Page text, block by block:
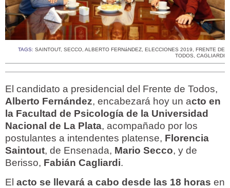
TAGS: SAINTOUT, SECCO, ALBERTO FERNáNDEZ, ELECCIONES 2019, FRENTE DE
TODOS, CAGLIARDI
El candidato a presidencial del Frente de Todos,
Alberto Fernández, encabezará hoy un acto en
la Facultad de Psicología de la Universidad
Nacional de La Plata, acompañado por los
postulantes a intendentes platense, Florencia
Saintout, de Ensenada, Mario Secco, y de
Berisso, Fabián Cagliardi.
El acto se llevará a cabo desde las 18 horas en